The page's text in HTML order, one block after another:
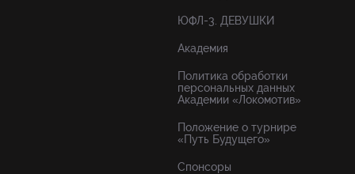
ЮФЛ-3. ДЕВУШКИ
Академия
Политика обработки
персональных данных
Академии «Локомотив»
Положение о турнире
«Путь Будущего»
Спонсоры